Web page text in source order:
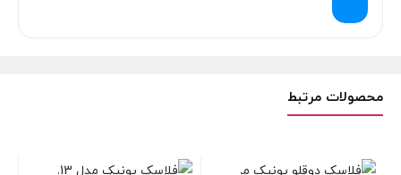
عدد
محصولات مرتبط